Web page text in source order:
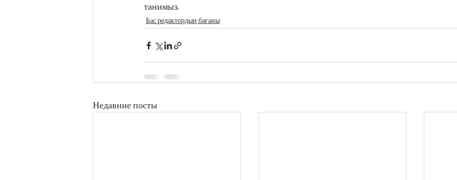
танимыз.
Бас редактордың бағаны
Недавние посты